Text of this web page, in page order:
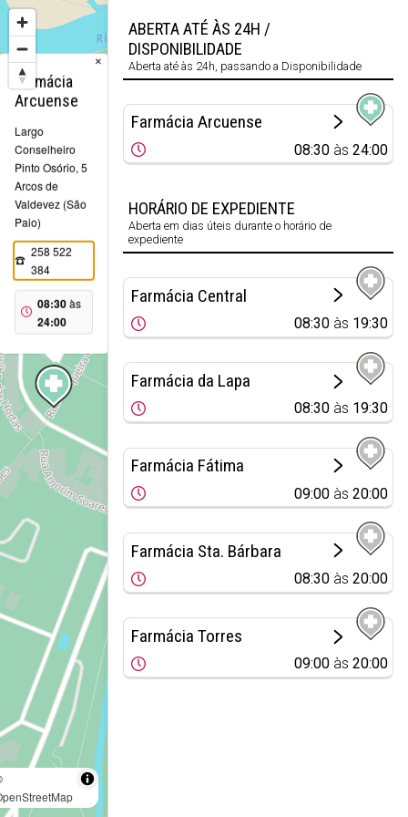
Farmácia
Arcuense
Largo
Conselheiro
Pinto Osório, 5
Arcos de
Valdevez (São
Paio)
258 522
384
08:30às
24:00
×
ABERTA ATÉ ÀS 24H /
DISPONIBILIDADE
Aberta até às 24h, passando a Disponibilidade
Farmácia Arcuense
08:30 às24:00
HORÁRIO DE EXPEDIENTE
Aberta em dias úteis durante o horário de
expediente
Farmácia Central
08:30 às 19:30
Farmácia da Lapa
08:30 às 19:30
Farmácia Fátima
09:00 às20:00
Farmácia Sta. Bárbara
08:30 às20:00
Farmácia Torres
09:00 às20:00